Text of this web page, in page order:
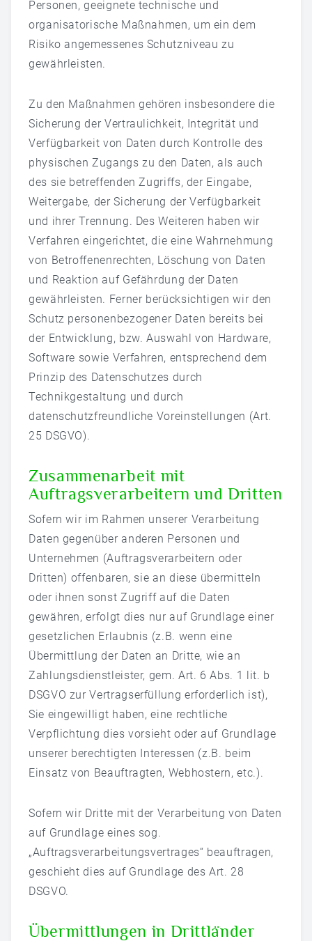
Personen, geeignete technische und
organisatorische Maßnahmen, um ein dem
Risiko angemessenes Schutzniveau zu
gewährleisten.
Zu den Maßnahmen gehören insbesondere die
Sicherung der Vertraulichkeit, Integrität und
Verfügbarkeit von Daten durch Kontrolle des
physischen Zugangs zu den Daten, als auch
des sie betreffenden Zugriffs, der Eingabe,
Weitergabe, der Sicherung der Verfügbarkeit
und ihrer Trennung. Des Weiteren haben wir
Verfahren eingerichtet, die eine Wahrnehmung
von Betroffenenrechten, Löschung von Daten
und Reaktion auf Gefährdung der Daten
gewährleisten. Ferner berücksichtigen wir den
Schutz personenbezogener Daten bereits bei
der Entwicklung, bzw. Auswahl von Hardware,
Software sowie Verfahren, entsprechend dem
Prinzip des Datenschutzes durch
Technikgestaltung und durch
datenschutzfreundliche Voreinstellungen (Art.
25 DSGVO).
Zusammenarbeit mit
Auftragsverarbeitern und Dritten
Sofern wir im Rahmen unserer Verarbeitung
Daten gegenüber anderen Personen und
Unternehmen (Auftragsverarbeitern oder
Dritten) offenbaren, sie an diese übermitteln
oder ihnen sonst Zugriff auf die Daten
gewähren, erfolgt dies nur auf Grundlage einer
gesetzlichen Erlaubnis (z.B. wenn eine
Übermittlung der Daten an Dritte, wie an
Zahlungsdienstleister, gem. Art. 6 Abs. 1 lit. b
DSGVO zur Vertragserfüllung erforderlich ist),
Sie eingewilligt haben, eine rechtliche
Verpflichtung dies vorsieht oder auf Grundlage
unserer berechtigten Interessen (z.B. beim
Einsatz von Beauftragten, Webhostern, etc.).
Sofern wir Dritte mit der Verarbeitung von Daten
auf Grundlage eines sog.
„Auftragsverarbeitungsvertrages“ beauftragen,
geschieht dies auf Grundlage des Art. 28
DSGVO.
Übermittlungen in Drittländer